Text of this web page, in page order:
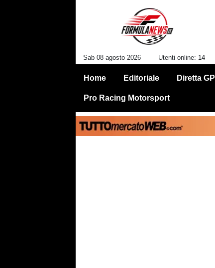
Sab 08 agosto 2026 Utenti online: 14
Home Editoriale Diretta GP
Pro Racing Motorsport